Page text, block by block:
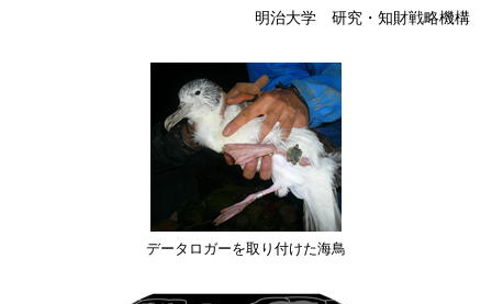
明治大学 研究・知財戦略機構
データロガーを取り付けた海鳥